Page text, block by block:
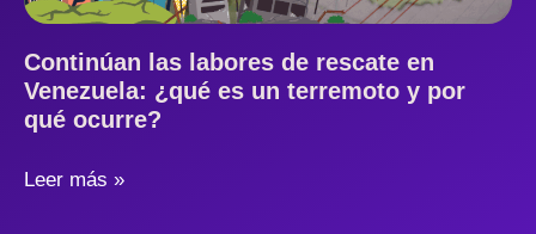
Continúan las labores de rescate en
Venezuela: ¿qué es un terremoto y por
qué ocurre?
Leer más »